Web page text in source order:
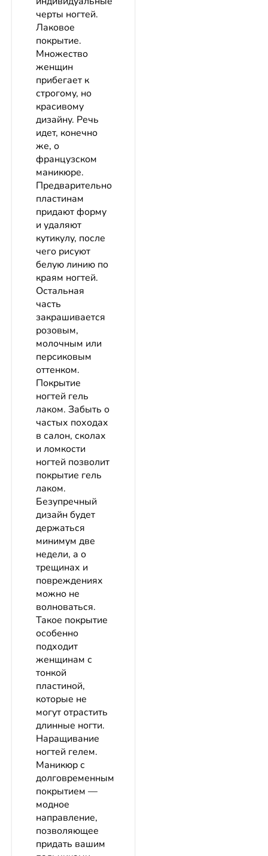
черты ногтей.
Лаковое
покрытие.
Множество
женщин
прибегает к
строгому, но
красивому
дизайну. Речь
идет, конечно
же, о
французском
маникюре.
Предварительно
пластинам
придают форму
и удаляют
кутикулу, после
чего рисуют
белую линию по
краям ногтей.
Остальная
часть
закрашивается
розовым,
молочным или
персиковым
оттенком.
Покрытие
ногтей гель
лаком. Забыть о
частых походах
в салон, сколах
и ломкости
ногтей позволит
покрытие гель
лаком.
Безупречный
дизайн будет
держаться
минимум две
недели, а о
трещинах и
повреждениях
можно не
волноваться.
Такое покрытие
особенно
подходит
женщинам с
тонкой
пластиной,
которые не
могут отрастить
длинные ногти.
Наращивание
ногтей гелем.
Маникюр с
долговременным
покрытием —
модное
направление,
позволяющее
придать вашим